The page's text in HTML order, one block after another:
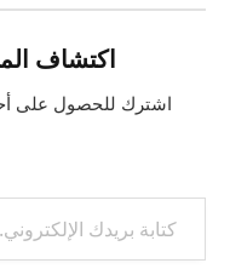
اكتشاف
اشترك للحصول على
كتابة بريدك الإلكتروني...